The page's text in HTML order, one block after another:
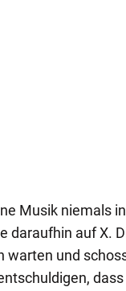
Musik niemals
daraufhin auf X.
warten und